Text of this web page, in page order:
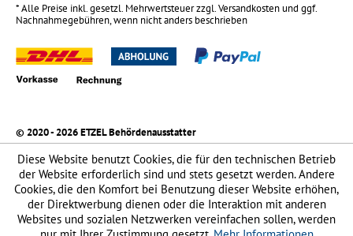
* Alle Preise inkl. gesetzl. Mehrwertsteuer zzgl.Versandkostenund ggf.
Nachnahmegebühren, wenn nicht anders beschrieben
© 2020 - 2026 ETZEL Behördenausstatter
Diese Website benutzt Cookies, die für den technischen Betrieb
der Website erforderlich sind und stets gesetzt werden. Andere
Cookies, die den Komfort bei Benutzung dieser Website erhöhen,
der Direktwerbung dienen oder die Interaktion mit anderen
Websites und sozialen Netzwerken vereinfachen sollen, werden